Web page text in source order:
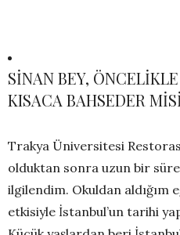
SİNAN BEY,
KISACA BAHSEDER
Trakya Üniversitesi
olduktan sonra uzun bir
ilgilendim. Okuldan aldığım
etkisiyle İstanbul’un tarihi